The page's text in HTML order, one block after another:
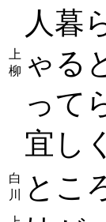
上
柳
人暮
ゃる
って
宜し
白
川
とこ